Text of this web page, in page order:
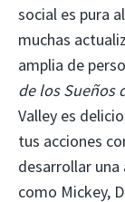
social es pura
muchas
amplia de
de los Sueños
Valley es
tus acciones
desarrollar
como Mickey,